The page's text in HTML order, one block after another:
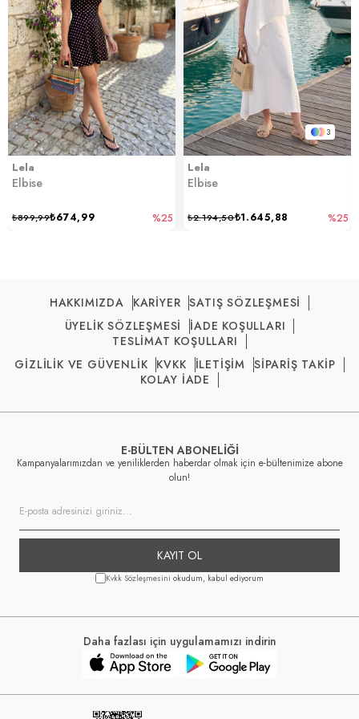
Lela
Elbise
₺674,99
₺899,99 %25
3
Lela
Elbise
₺1.645,88
₺2.194,50 %25
HAKKIMIZDA KARİYER SATIŞ SÖZLEŞMESİ
ÜYELİK SÖZLEŞMESİ
İADE KOŞULLARI
TESLİMAT KOŞULLARI
GİZLİLİK VE GÜVENLİK KVKK İLETİŞİM
SİPARİŞ TAKİP
KOLAY İADE
E-BÜLTEN ABONELİĞİ
Kampanyalarımızdan ve yeniliklerden haberdar olmak için e-bültenimize abone
olun!
KAYIT OL
Kvkk Sözleşmesini okudum, kabul ediyorum
Daha fazlası için uygulamamızı indirin